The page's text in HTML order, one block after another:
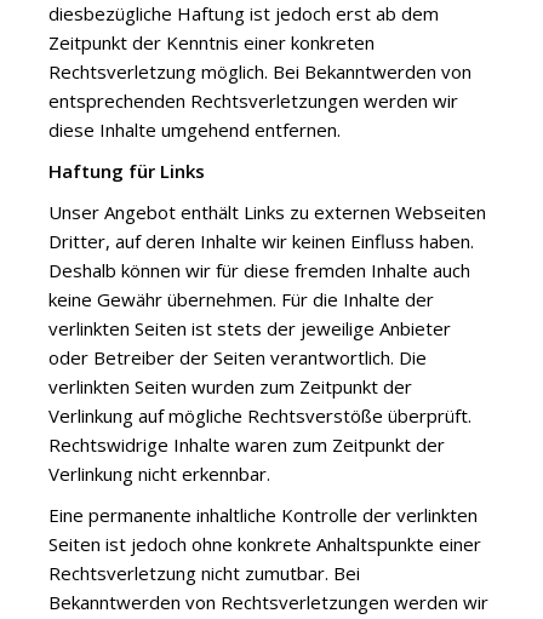
diesbezügliche Haftung ist jedoch erst ab dem
Zeitpunkt der Kenntnis einer konkreten
Rechtsverletzung möglich. Bei Bekanntwerden von
entsprechenden Rechtsverletzungen werden wir
diese Inhalte umgehend entfernen.
Haftung für Links
Unser Angebot enthält Links zu externen Webseiten
Dritter, auf deren Inhalte wir keinen Einfluss haben.
Deshalb können wir für diese fremden Inhalte auch
keine Gewähr übernehmen. Für die Inhalte der
verlinkten Seiten ist stets der jeweilige Anbieter
oder Betreiber der Seiten verantwortlich. Die
verlinkten Seiten wurden zum Zeitpunkt der
Verlinkung auf mögliche Rechtsverstöße überprüft.
Rechtswidrige Inhalte waren zum Zeitpunkt der
Verlinkung nicht erkennbar.
Eine permanente inhaltliche Kontrolle der verlinkten
Seiten ist jedoch ohne konkrete Anhaltspunkte einer
Rechtsverletzung nicht zumutbar. Bei
Bekanntwerden von Rechtsverletzungen werden wir